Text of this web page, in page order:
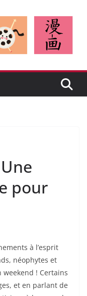
pour
à l’esprit
néophytes et
weekend ! Certains
et en parlant de